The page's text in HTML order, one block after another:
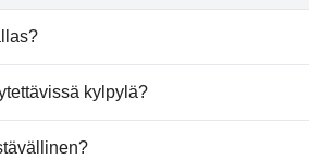
allasta.kylpylä?
kylpylää.